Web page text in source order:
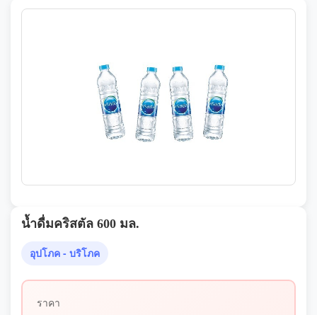
น้ำดื่มคริสตัล 600 มล.
อุปโภค - บริโภค
ราคา